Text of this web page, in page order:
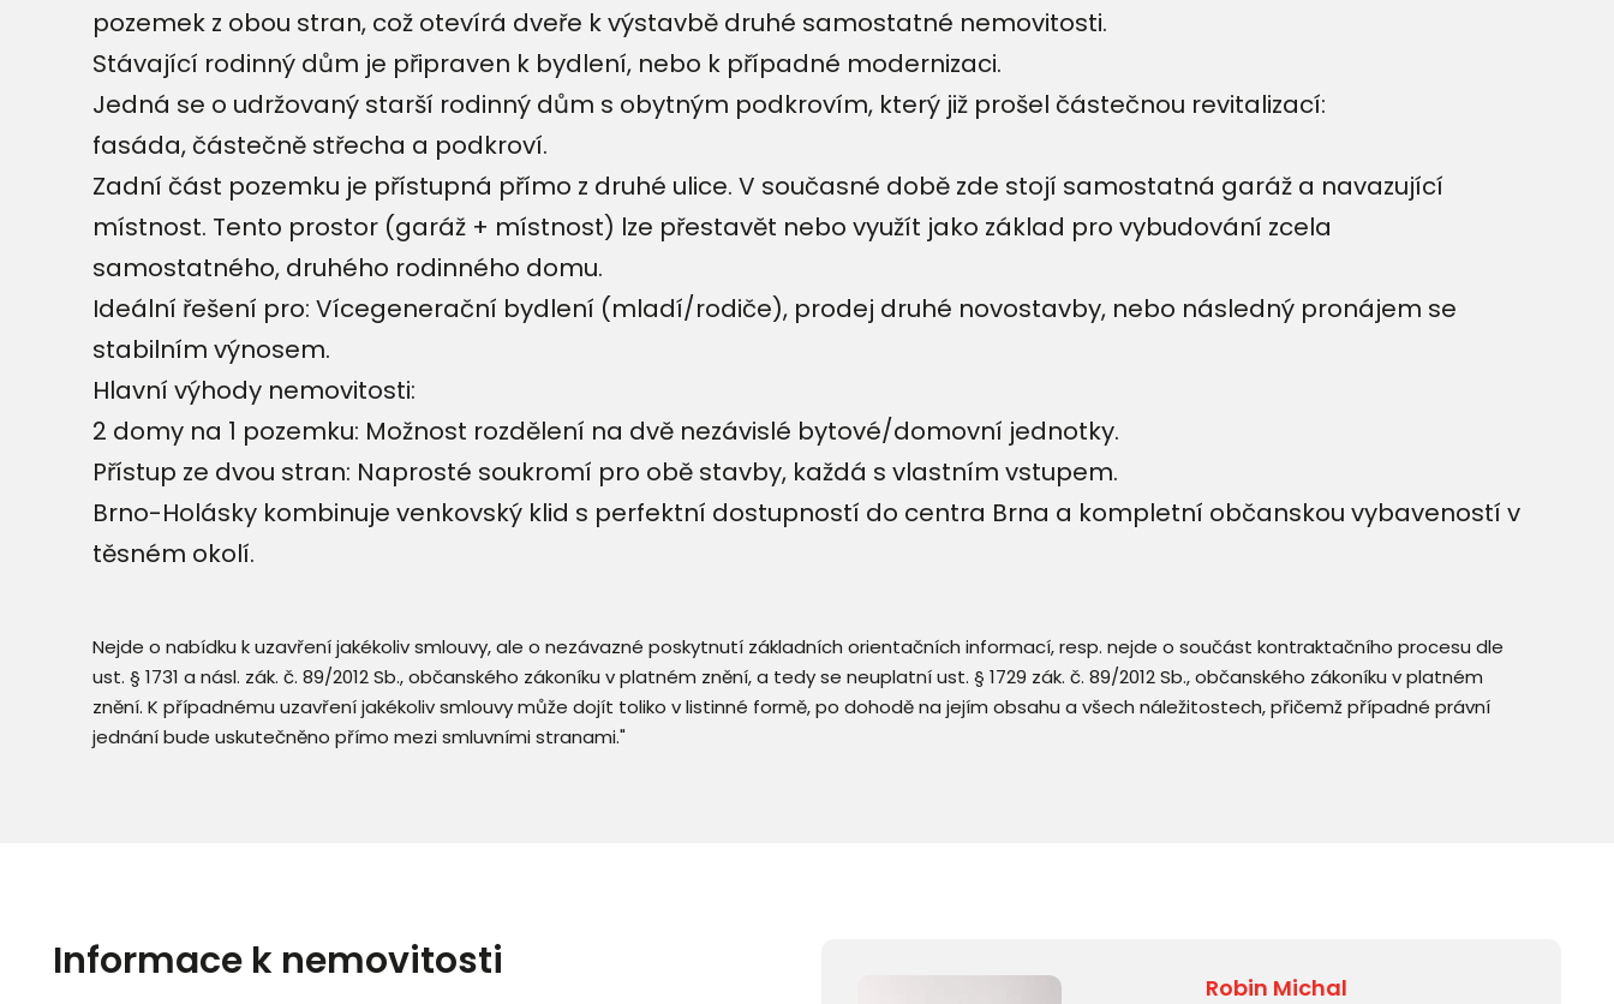
pozemek z obou stran, což otevírá dveře k výstavbě druhé samostatné nemovitosti.
Stávající rodinný dům je připraven k bydlení, nebo k případné modernizaci.
​Jedná se o udržovaný starší rodinný dům s obytným podkrovím, který již prošel částečnou revitalizací:
​fasáda, částečně střecha a podkroví.
​Zadní část pozemku je přístupná přímo z druhé ulice. V současné době zde stojí samostatná garáž a navazující
místnost. Tento prostor (garáž + místnost) lze přestavět nebo využít jako základ pro vybudování zcela
samostatného, druhého rodinného domu.
​Ideální řešení pro: Vícegenerační bydlení (mladí/rodiče), prodej druhé novostavby, nebo následný pronájem se
stabilním výnosem.
Hlavní výhody nemovitosti:
​2 domy na 1 pozemku: Možnost rozdělení na dvě nezávislé bytové/domovní jednotky.
​Přístup ze dvou stran: Naprosté soukromí pro obě stavby, každá s vlastním vstupem.
​Brno-Holásky kombinuje venkovský klid s perfektní dostupností do centra Brna a kompletní občanskou vybaveností v
těsném okolí.
Nejde o nabídku k uzavření jakékoliv smlouvy, ale o nezávazné poskytnutí základních orientačních informací, resp. nejde o součást kontraktačního procesu dle
ust. § 1731 a násl. zák. č. 89/2012 Sb., občanského zákoníku v platném znění, a tedy se neuplatní ust. § 1729 zák. č. 89/2012 Sb., občanského zákoníku v platném
znění. K případnému uzavření jakékoliv smlouvy může dojít toliko v listinné formě, po dohodě na jejím obsahu a všech náležitostech, přičemž případné právní
jednání bude uskutečněno přímo mezi smluvními stranami."
Informace k nemovitosti
Robin Michal